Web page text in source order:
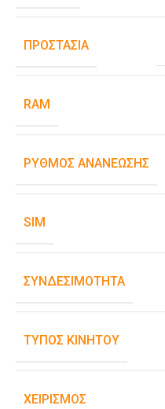
ΠΡΟΣΤΑΣΊΑ
RAM
ΡΥΘΜΌΣ ΑΝΑΝΈΩΣΗΣ
SIM
ΣΥΝΔΕΣΙΜΌΤΗΤΑ
ΤΎΠΟΣ ΚΙΝΗΤΟΎ
ΧΕΙΡΙΣΜΌΣ